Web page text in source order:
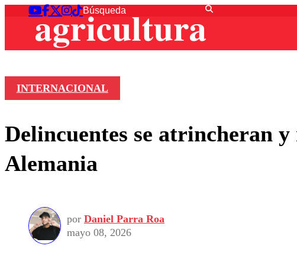
INTERNACIONAL
Delincuentes se atrincheran
Alemania
por Daniel Parra Roa
mayo 08, 2026